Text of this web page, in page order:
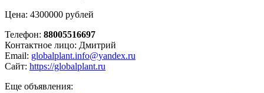
Цена: 4300000 рублей
Телефон: 88005516697
Контактное лицо: Дмитрий
Email: globalplant.info@yandex.ru
Сайт: https://globalplant.ru
Еще объявления: